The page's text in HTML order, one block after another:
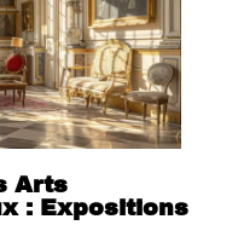
Arts
: Expositions